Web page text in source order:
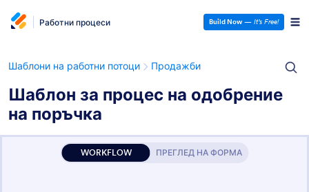
Работни процеси Build Now — It’s Free!
Шаблони на работни потоци Продажби
Шаблон за процес на одобрение
на поръчка
WORKFLOW ПРЕГЛЕД НА ФОРМА